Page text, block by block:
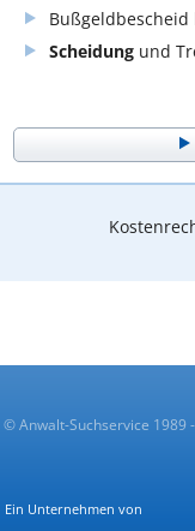
Bußgeldbescheid
Scheidung und
© Anwalt-Suchservice 1989
Ein Unternehmen von